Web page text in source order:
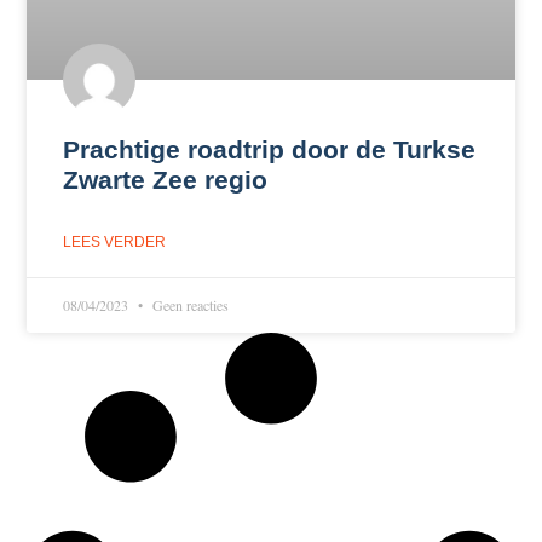
Prachtige roadtrip door de Turkse
Zwarte Zee regio
LEES VERDER
08/04/2023 Geen reacties